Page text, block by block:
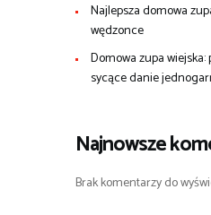
Najlepsza domowa
wędzonce
Domowa zupa
sycące danie
Najnowsze
Brak komentarzy do